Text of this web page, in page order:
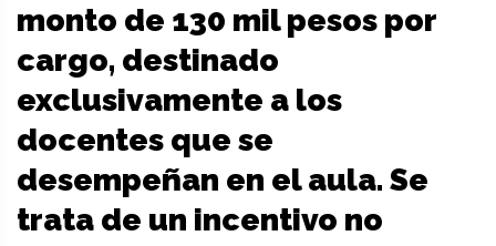
monto de 130 mil pesos por
cargo, destinado
exclusivamente a los
docentes que se
desempeñan en el aula. Se
trata de un incentivo no